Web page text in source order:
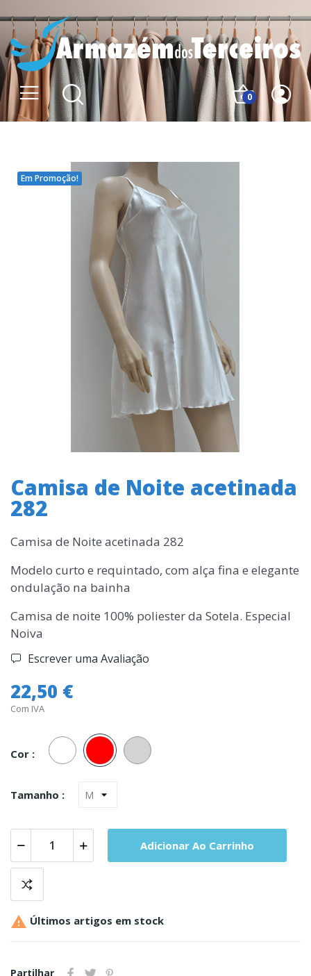
0
Em Promoção!
Camisa de Noite acetinada
282
Camisa de Noite acetinada 282
Modelo curto e requintado, com alça fina e elegante
ondulação na bainha
Camisa de noite 100% poliester da Sotela. Especial
Noiva
Escrever uma Avaliação
22,50 €
Com IVA
Cor :
Branco Vermelho
Claro
Tamanho :
Adicionar Ao Carrinho
 Últimos artigos em stock
Partilhar